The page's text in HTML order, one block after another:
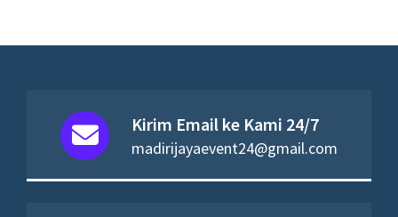
Kirim Email ke Kami 24/7
madirijayaevent24@gmail.com